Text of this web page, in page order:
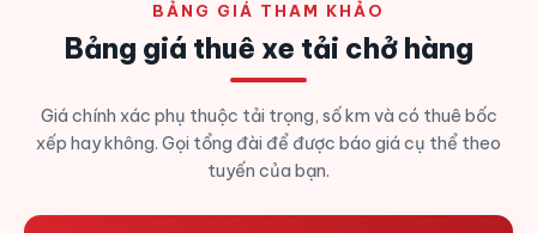
BẢNG GIÁ THAM KHẢO
Bảng giá thuê xe tải chở hàng
Giá chính xác phụ thuộc tải trọng, số km và có thuê bốc
xếp hay không. Gọi tổng đài để được báo giá cụ thể theo
tuyến của bạn.